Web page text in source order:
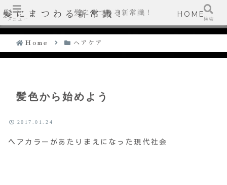
髪にまつわる新常識！ HOME
Home ヘアケア
髪色から始めよう
2017.01.24
ヘアカラーがあたりまえになった現代社会
メニュー
髪にまつわる新常識！
検索